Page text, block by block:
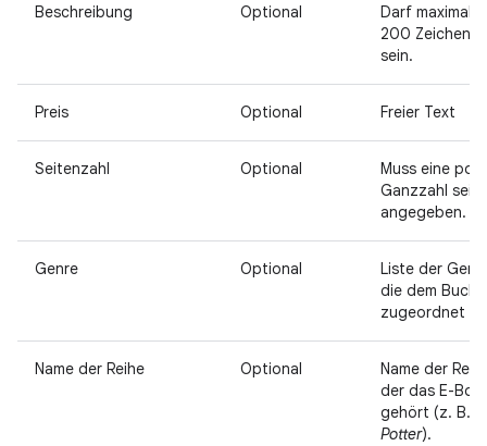
Beschreibung Optional
Darf maximal
200 Zeichen
sein.
Preis Optional Freier Text
Seitenzahl Optional
Muss eine
Ganzzahl
angegeben.
Genre Optional
Liste der
die dem Buch
zugeordnet
Name der Reihe Optional
Name der
der das E-
gehört (z. B.
Potter).